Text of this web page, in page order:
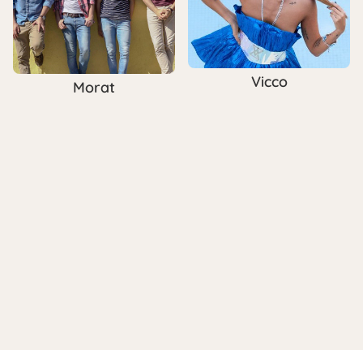
Morat Vicco